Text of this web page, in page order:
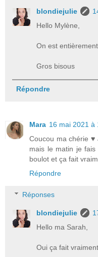
blondiejulie
Hello Mylène,
On est
Gros bisous
Répondre
Mara 16 mai 2021 à
Coucou ma chérie ♥
mais le matin je
boulot et ça fait
Répondre
Réponses
blondiejulie
Hello ma Sarah,
Oui ça fait